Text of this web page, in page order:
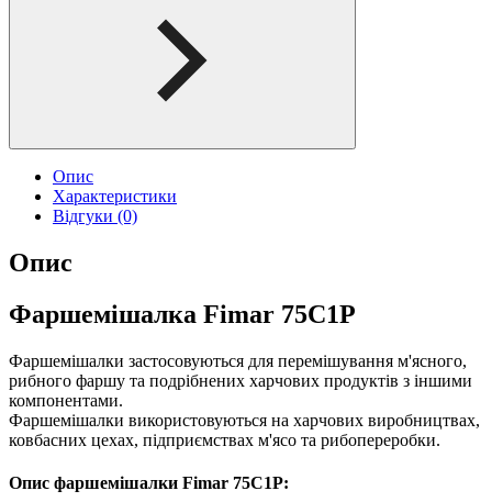
Опис
Характеристики
Відгуки (0)
Опис
Фаршемішалка Fimar 75C1P
Фаршемішалки застосовуються для перемішування м'ясного,
рибного фаршу та подрібнених харчових продуктів з іншими
компонентами.
Фаршемішалки використовуються на харчових виробництвах,
ковбасних цехах, підприємствах м'ясо та рибопереробки.
Опис фаршемішалки Fimar 75C1P: